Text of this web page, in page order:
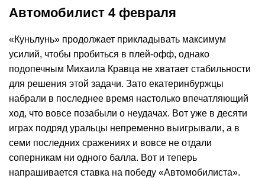
Автомобилист 4 февраля
«Куньлунь» продолжает прикладывать максимум
усилий, чтобы пробиться в плей-офф, однако
подопечным Михаила Кравца не хватает стабильности
для решения этой задачи. Зато екатеринбуржцы
набрали в последнее время настолько впечатляющий
ход, что вовсе позабыли о неудачах. Вот уже в десяти
играх подряд уральцы непременно выигрывали, а в
семи последних сражениях и вовсе не отдали
соперникам ни одного балла. Вот и теперь
напрашивается ставка на победу «Автомобилиста».